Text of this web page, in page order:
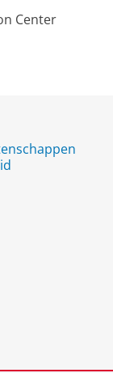
Center